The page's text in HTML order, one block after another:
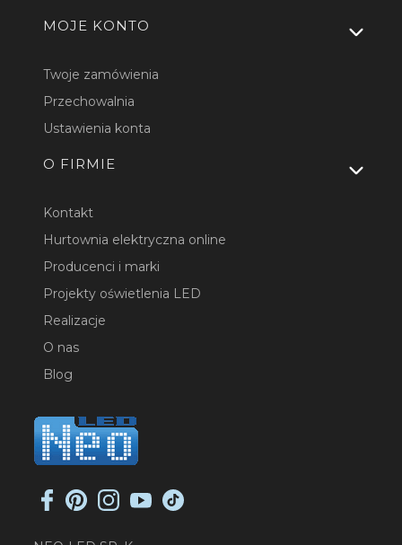
MOJE KONTO
Twoje zamówienia
Przechowalnia
Ustawienia konta
O FIRMIE
Kontakt
Hurtownia elektryczna online
Producenci i marki
Projekty oświetlenia LED
Realizacje
O nas
Blog